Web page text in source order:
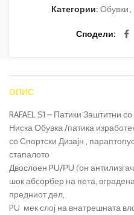
Категории: Обувки,
Сподели
ОПИС
RAFAEL S1 – Патики Заштитни
Ниска Обувка /патика
со Спортски Дизајн ,
стапалото
Двослоен PU/РU ѓон
шок абсорбер на пета,
предниот дел,
PU мек слој на внатрешната